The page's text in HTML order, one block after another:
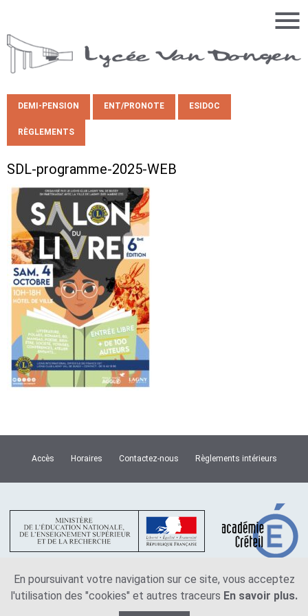
En poursuivant votre navigation sur ce site, vous acceptez
l'utilisation des "cookies" et autres traceurs En savoir plus.
DEMI-PENSION ENT/PRONOTE ESIDOC
RÈGLEMENTS
SDL-programme-2025-WEB
Accès Horaires Contactez-nous Règlements intérieurs
Plan du site Mentions légales